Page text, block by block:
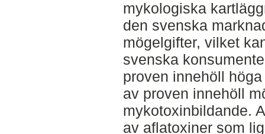
mykologiska
den svenska
mögelgifter, vilket
svenska
proven innehöll
av proven innehöll
mykotoxinbildande.
av aflatoxiner som